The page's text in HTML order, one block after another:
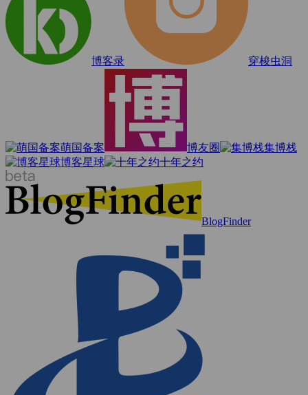
博客录 穿梭虫洞
萌国备案 博友圈
集博栈
博客星球
十年之约
BlogFinder